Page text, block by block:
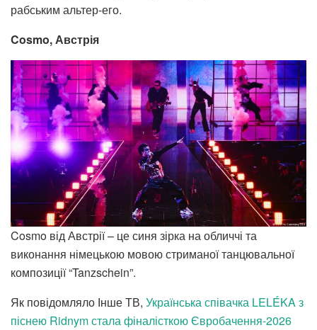
рабським альтер-его.
Cosmo, Австрія
Cosmo від Австрії – це синя зірка на обличчі та
виконання німецькою мовою стриманої танцювальної
композиції “Tanzschein”.
Як повідомляло Інше ТВ, Українська співачка LELÉKA з
піснею Ridnym стала фіналісткою Євробачення-2026